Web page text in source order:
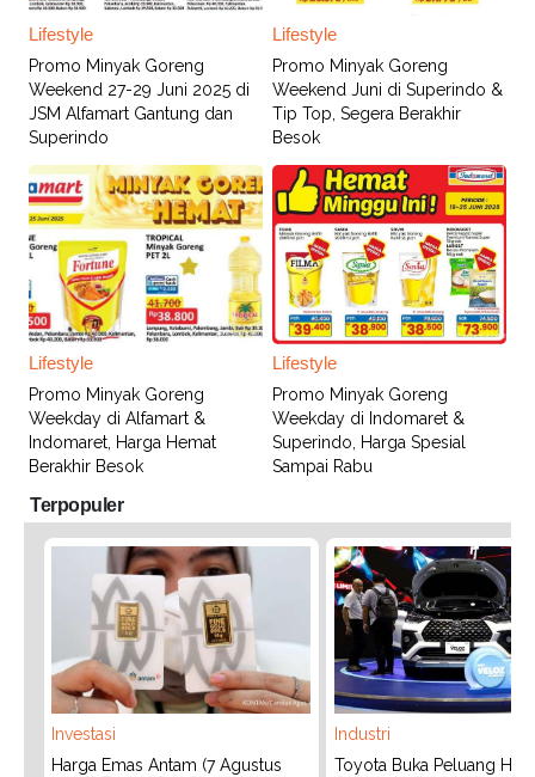
Lifestyle
Promo Minyak Goreng
Weekend 27-29 Juni 2025 di
JSM Alfamart Gantung dan
Superindo
Lifestyle
Promo Minyak Goreng
Weekend Juni di Superindo &
Tip Top, Segera Berakhir
Besok
Lifestyle
Promo Minyak Goreng
Weekday di Alfamart &
Indomaret, Harga Hemat
Berakhir Besok
Lifestyle
Promo Minyak Goreng
Weekday di Indomaret &
Superindo, Harga Spesial
Sampai Rabu
Terpopuler
Investasi
Harga Emas Antam (7 Agustus
Industri
Toyota Buka Peluang